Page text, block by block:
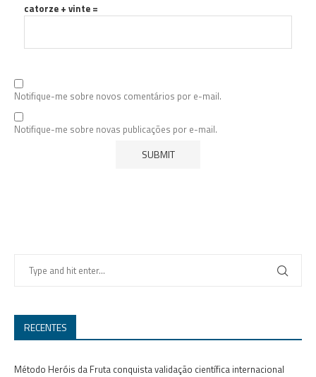
catorze + vinte =
Notifique-me sobre novos comentários por e-mail.
Notifique-me sobre novas publicações por e-mail.
RECENTES
Método Heróis da Fruta conquista validação científica internacional